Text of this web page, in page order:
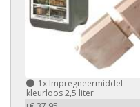
1x Impregneermiddel
kleurloos 2,5 liter